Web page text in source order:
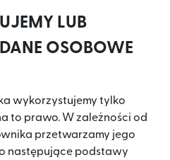
LUB
OSOBOWE
wykorzystujemy tylko
to prawo. W zależności od
przetwarzamy jego
następujące podstawy